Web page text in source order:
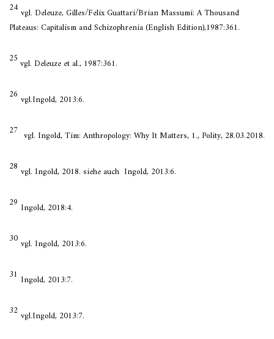
24 vgl. Deleuze, Gilles/Felix Guattari/Brian Massumi: A Thousand
Plateaus: Capitalism and Schizophrenia (English Edition),1987:361.
25 vgl. Deleuze et al., 1987:361.
26 vgl.Ingold, 2013:6.
27 vgl. Ingold, Tim: Anthropology: Why It Matters, 1., Polity, 28.03.2018.
28 vgl. Ingold, 2018. siehe auch Ingold, 2013:6.
29 Ingold, 2018:4.
30 vgl. Ingold, 2013:6.
31 Ingold, 2013:7.
32 vgl.Ingold, 2013:7.